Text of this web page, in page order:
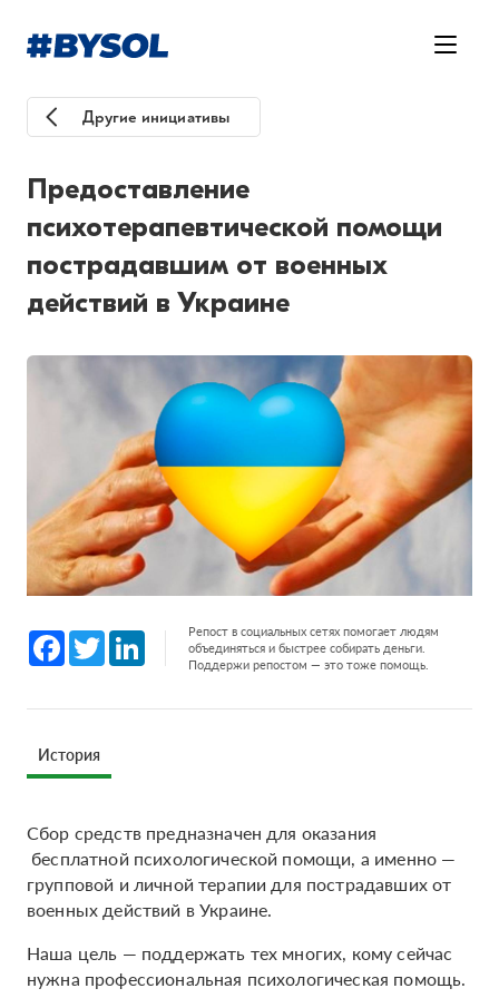
Другие инициативы
Предоставление
психотерапевтической помощи
пострадавшим от военных
действий в Украине
Facebook
Twitter LinkedInРепост в социальных сетях помогает людям
объединяться и быстрее собирать деньги.
Поддержи репостом — это тоже помощь.
История
Сбор средств предназначен для оказания
бесплатной психологической помощи, а именно —
групповой и личной терапии для пострадавших от
военных действий в Украине.
Наша цель — поддержать тех многих, кому сейчас
нужна профессиональная психологическая помощь.